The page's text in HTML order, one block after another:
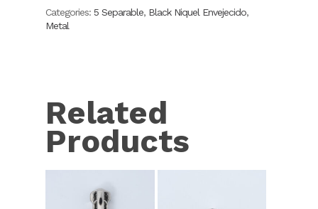
Categories: 5 Separable, Black Niquel Envejecido,
Metal
Related
Products